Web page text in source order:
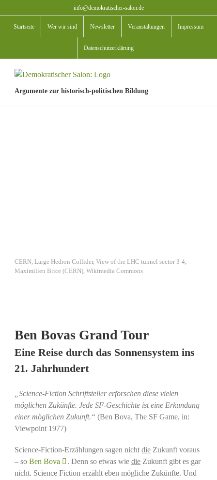
Inhalt
springen
info@demokratischer-salon.de
Startseite Wer wir sind Newsletter Veranstaltungen Impressum
Datenschutzerklärung
Argumente zur historisch-politischen Bildung
CERN, Large Hedron Collider, View of the LHC tunnel sector 3-4,
Maximilien Brice (CERN), Wikimedia Commons
Ben Bovas Grand Tour
Eine Reise durch das Sonnensystem ins
21. Jahrhundert
„Science-Fiction Schriftsteller erforschen diese vielen
möglichen Zukünfte. Jede SF-Geschichte ist eine Erkundung
einer möglichen Zukunft.“ (Ben Bova, The SF Game, in:
Viewpoint 1977)
Science-Fiction-Erzählungen sagen nicht dieZukunft voraus
– so Ben Bova . Denn so etwas wie dieZukunft gibt es gar
nicht. Science Fiction erzählt eben mögliche Zukünfte. Und